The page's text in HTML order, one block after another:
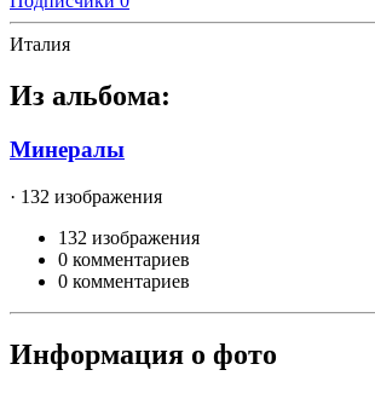
Италия
Из альбома:
Минералы
· 132 изображения
132 изображения
0 комментариев
0 комментариев
Информация о фото